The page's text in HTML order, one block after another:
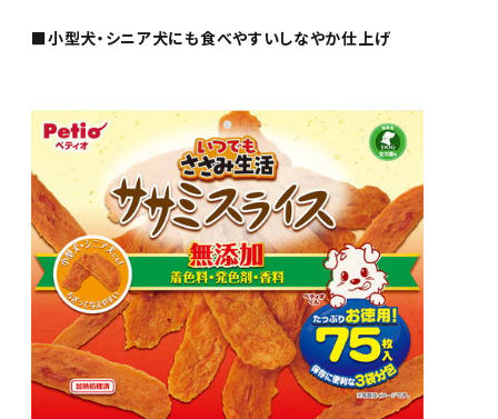
■小型犬・シニア犬にも食べやすいしなやか仕上げ